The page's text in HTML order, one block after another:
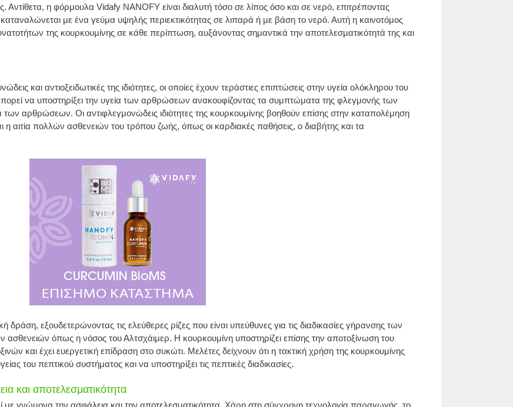
Αντίθετα, η φόρμουλα Vidafy NANOFY είναι διαλυτή τόσο σε λίπος όσο και σε νερό, επιτρέποντας
με ένα γεύμα υψηλής περιεκτικότητας σε λιπαρά ή με βάση το νερό. Αυτή η καινοτόμος
της κουρκουμίνης σε κάθε περίπτωση, αυξάνοντας σημαντικά την αποτελεσματικότητά της και
και αντιοξειδωτικές της ιδιότητες, οι οποίες έχουν τεράστιες επιπτώσεις στην υγεία ολόκληρου του
να υποστηρίξει την υγεία των αρθρώσεων ανακουφίζοντας τα συμπτώματα της φλεγμονής των
των αρθρώσεων. Οι αντιφλεγμονώδεις ιδιότητες της κουρκουμίνης βοηθούν επίσης στην καταπολέμηση
αιτία πολλών ασθενειών του τρόπου ζωής, όπως οι καρδιακές παθήσεις, ο διαβήτης και τα
δράση, εξουδετερώνοντας τις ελεύθερες ρίζες που είναι υπεύθυνες για τις διαδικασίες γήρανσης των
ασθενειών όπως η νόσος του Αλτσχάιμερ. Η κουρκουμίνη υποστηρίζει επίσης την αποτοξίνωση του
και έχει ευεργετική επίδραση στο συκώτι. Μελέτες δείχνουν ότι η τακτική χρήση της κουρκουμίνης
του πεπτικού συστήματος και να υποστηρίξει τις πεπτικές διαδικασίες.
και αποτελεσματικότητα